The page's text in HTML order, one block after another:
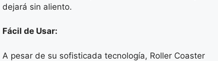
dejará sin aliento.
Fácil de Usar:
A pesar de su sofisticada tecnología, Roller Coaster